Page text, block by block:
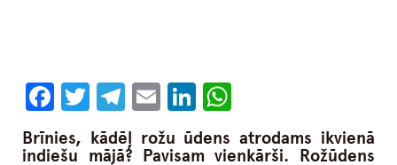
Facebook
Twitter
Telegram
EmailLinkedIn
Brīnies, kādēļ rožu ūdens atrodams ikvienā
indiešu mājā? Pavisam vienkārši. Rožūdens